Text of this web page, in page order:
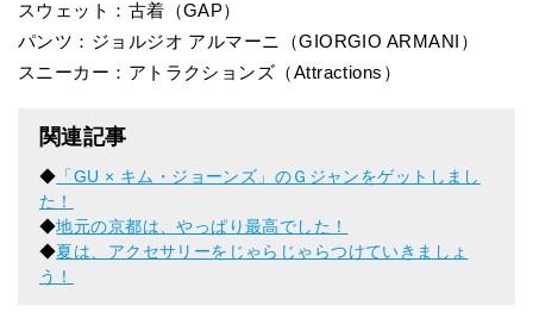
スウェット：古着（GAP）
パンツ：ジョルジオ アルマーニ（GIORGIO ARMANI）
スニーカー：アトラクションズ（Attractions）
関連記事
◆ 「GU × キム・ジョーンズ」のＧジャンをゲットしまし
た！
◆地元の京都は、やっぱり最高でした！
◆夏は、アクセサリーをじゃらじゃらつけていきましょ
う！